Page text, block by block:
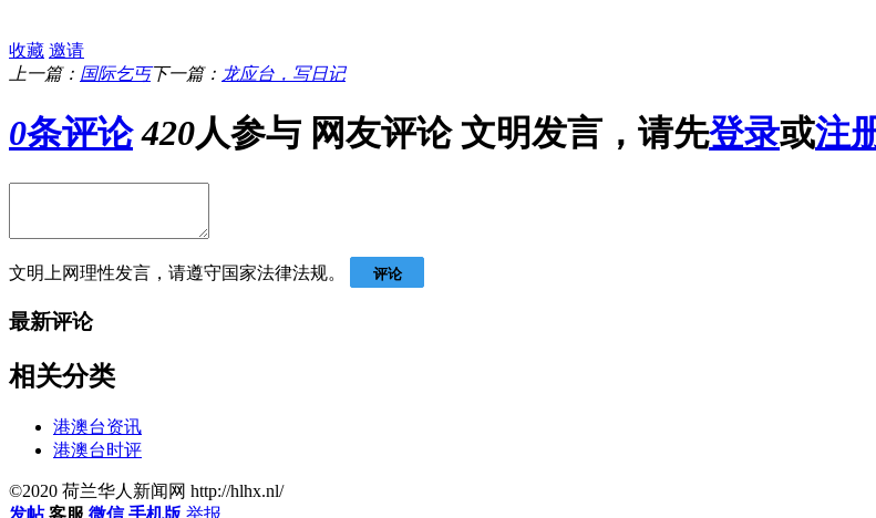
收藏 邀请
上一篇： 国际乞丐下一篇： 龙应台，写日记
0条评论 420人参与 网友评论 文明发言，请先登录或注
文明上网理性发言，请遵守国家法律法规。 评论
最新评论
相关分类
港澳台资讯
港澳台时评
©2020 荷兰华人新闻网 http://hlhx.nl/